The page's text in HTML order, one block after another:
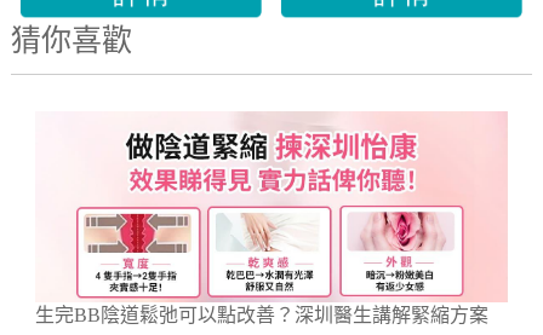
猜你喜歡
生完BB陰道鬆弛可以點改善？深圳醫生講解緊縮方案